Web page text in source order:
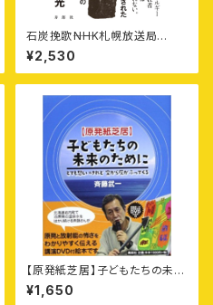
石炭挽歌⸺NHK札幌放送局
〈炭鉱事故〉担当アナウンサーの
記録
¥2,530
【原発紙芝居】子どもたちの未来
のために——とても悲しいけれ
ど空から灰がふってくる
¥1,650